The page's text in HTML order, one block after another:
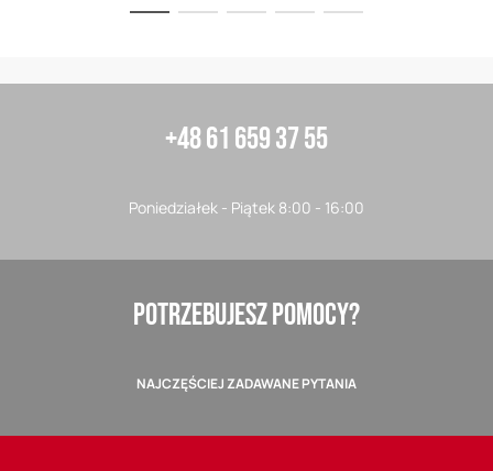
+48 61 659 37 55
Poniedziałek - Piątek 8:00 - 16:00
POTRZEBUJESZ POMOCY?
NAJCZĘŚCIEJ ZADAWANE PYTANIA